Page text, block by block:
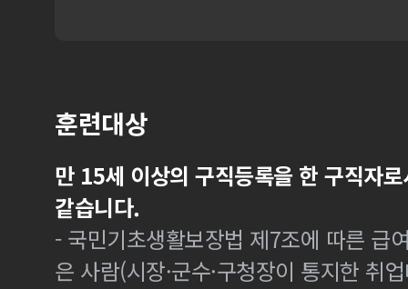
훈련대상
만 15세 이상의 구직등록을 한 구직자
같습니다.
- 국민기초생활보장법 제7조에 따른 급
은 사람(시장·군수·구청장이 통지한 취